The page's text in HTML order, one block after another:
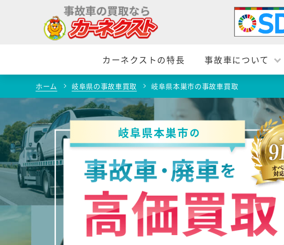
カーネクストの特長 事故車について
ホーム 岐阜県の事故車買取 岐阜県本巣市の事故車買取
岐阜県本巣市の